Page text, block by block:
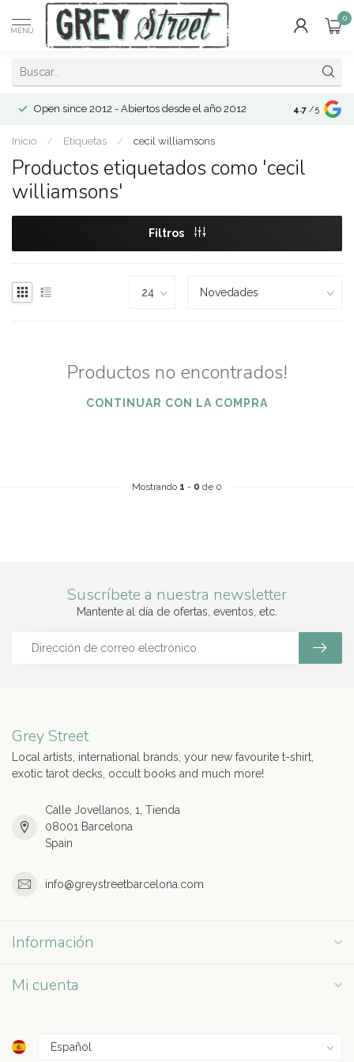
MENÚ
0
Open since 2012 - Abiertos desde el año 2012 4.7 /5
Inicio / Etiquetas / cecil williamsons
Productos etiquetados como 'cecil
williamsons'
Filtros
Productos no encontrados!
CONTINUAR CON LA COMPRA
Mostrando 1 - 0 de 0
Suscríbete a nuestra newsletter
Mantente al día de ofertas, eventos, etc.
Grey Street
Local artists, international brands, your new favourite t-shirt,
exotic tarot decks, occult books and much more!
Calle Jovellanos, 1, Tienda
08001 Barcelona
Spain
info@greystreetbarcelona.com
Información
Mi cuenta